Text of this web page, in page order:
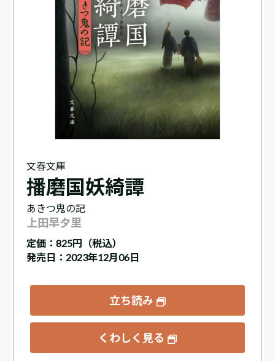
文春文庫
播磨国妖綺譚
あきつ鬼の記
上田早夕里
定価： 825円（税込）
発売日：2023年12月06日
立ち読み
くわしく見る